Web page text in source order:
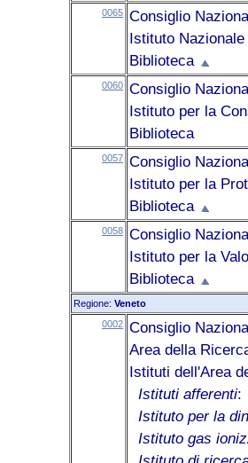
0065 Consiglio
Istituto
Biblioteca
0060 Consiglio
Istituto per la
Biblioteca
0057 Consiglio
Istituto per la
Biblioteca
0058 Consiglio
Istituto per la
Biblioteca
Regione: Veneto
0002 Consiglio
Area della
Istituti dell'Area
Istituti afferenti:
Istituto per la
Istituto gas